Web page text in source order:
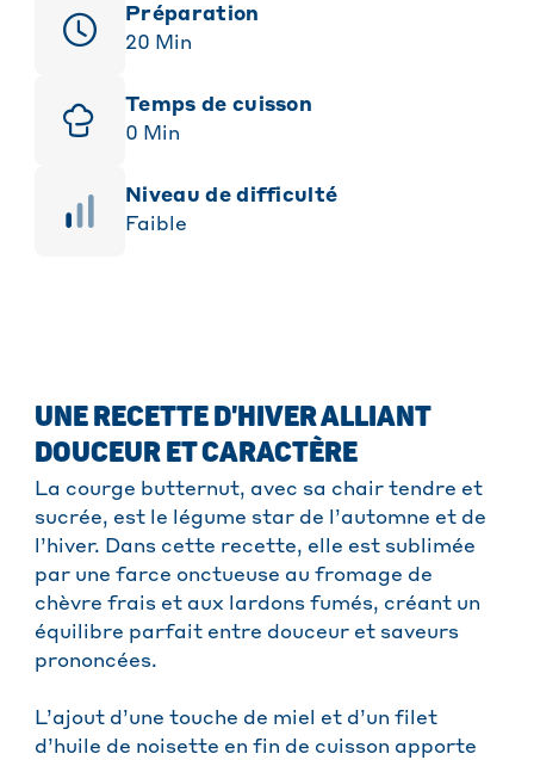
Préparation
20 Min
Temps de cuisson
0 Min
niveau de difficulté
Faible
UNE RECETTE D'HIVER ALLIANT
DOUCEUR ET CARACTÈRE
La courge butternut, avec sa chair tendre et
sucrée, est le légume star de l’automne et de
l’hiver. Dans cette recette, elle est sublimée
par une farce onctueuse au fromage de
chèvre frais et aux lardons fumés, créant un
équilibre parfait entre douceur et saveurs
prononcées.
L’ajout d’une touche de miel et d’un filet
d’huile de noisette en fin de cuisson apporte